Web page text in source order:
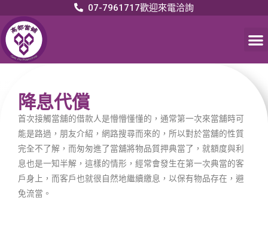
07-7961717歡迎來電洽詢
降息代償
首次接觸當舖的借款人是懵懵懂懂的，通常第一次來當舖時可
能是路過，朋友介紹，網路搜尋而來的，所以對於當舖的性質
完全不了解，而匆匆進了當舖將物品質押典當了，就額度與利
息也是一知半解，這樣的情形，經常會發生在第一次典當的客
戶身上，而客戶也就很自然地繼續繳息，以保有物品存在，避
免流當。